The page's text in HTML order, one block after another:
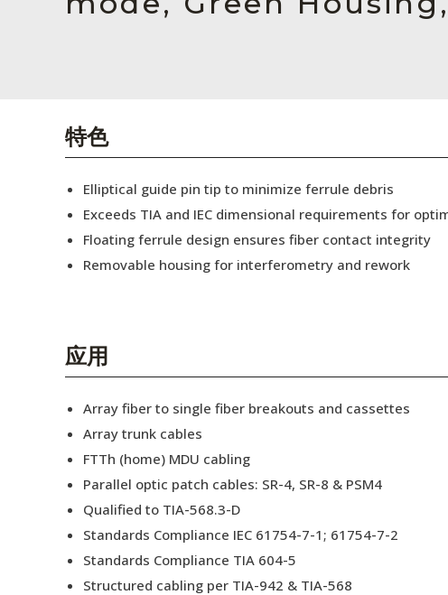
English Website
应用工程指导书 (AENs)
工作机会
特色
Elliptical guide pin tip to minimize ferrule debris
Exceeds TIA and IEC dimensional requirements for
Floating ferrule design ensures fiber contact integrity
Removable housing for interferometry and rework
应用
Array fiber to single fiber breakouts and cassettes
Array trunk cables
FTTh (home) MDU cabling
Parallel optic patch cables: SR-4, SR-8 & PSM4
Qualified to TIA-568.3-D
Standards Compliance IEC 61754-7-1; 61754-7-2
Standards Compliance TIA 604-5
Structured cabling per TIA-942 & TIA-568